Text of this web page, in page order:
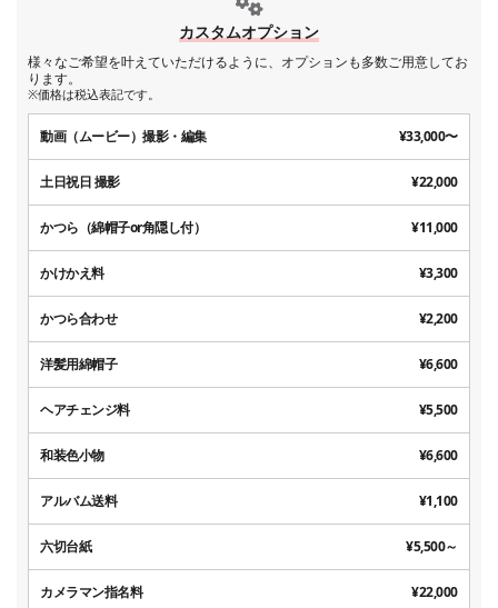
カスタムオプション
様々なご希望を叶えていただけるように、オプションも多数ご用意してお
ります。
※価格は税込表記です。
動画（ムービー）撮影・編集 ¥33,000〜
土日祝日 撮影 ¥22,000
かつら（綿帽子or角隠し付） ¥11,000
かけかえ料 ¥3,300
かつら合わせ ¥2,200
洋髪用綿帽子 ¥6,600
ヘアチェンジ料 ¥5,500
和装色小物 ¥6,600
アルバム送料 ¥1,100
六切台紙 ¥5,500～
カメラマン指名料 ¥22,000